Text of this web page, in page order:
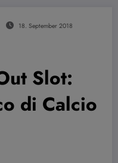
18. September 2018
Slot:
di Calcio